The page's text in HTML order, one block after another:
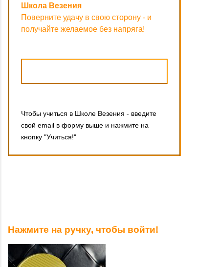
Школа Везения
Поверните удачу в свою сторону - и
получайте желаемое без напряга!
Чтобы учиться в Школе Везения - введите
свой email в форму выше и нажмите на
кнопку "Учиться!"
Нажмите на ручку, чтобы войти!